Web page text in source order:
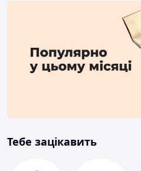
Тебе зацікавить